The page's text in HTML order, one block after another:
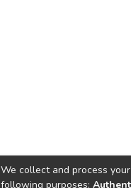
We collect and process
following purposes: